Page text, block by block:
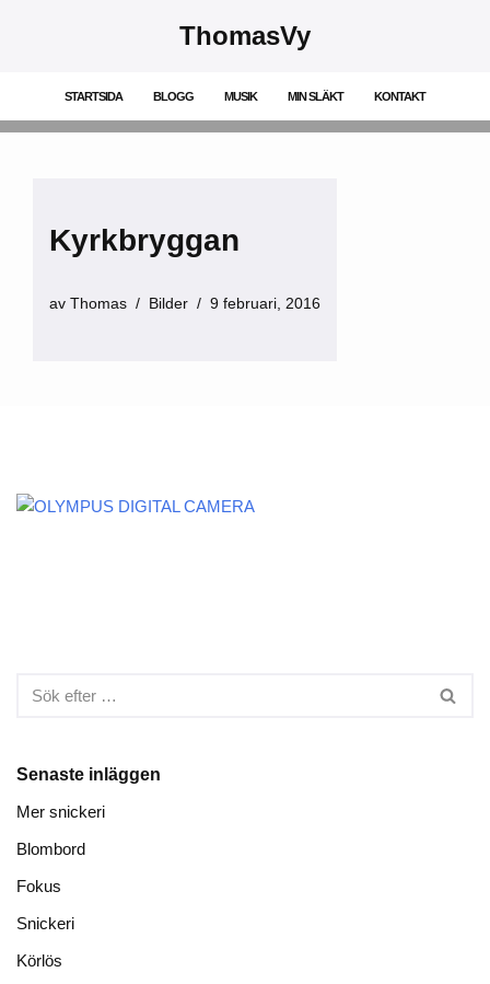
ThomasVy
STARTSIDA BLOGG MUSIK MIN SLÄKT KONTAKT
Kyrkbryggan
av Thomas Bilder 9 februari, 2016
Senaste inläggen
Mer snickeri
Blombord
Fokus
Snickeri
Körlös